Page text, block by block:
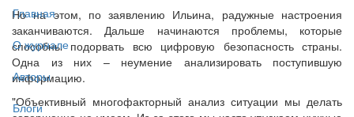
Главная
О журнале
Авторы
Блоги
Но на этом, по заявлению Ильина, радужные настроения
заканчиваются. Дальше начинаются проблемы, которые
способны подорвать всю цифровую безопасность страны.
Одна из них – неумение анализировать поступившую
информацию.
"Объективный многофакторный анализ ситуации мы делать